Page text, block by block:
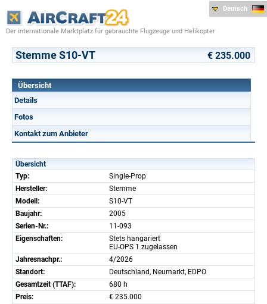
Der internationale Marktplatz für gebrauchte Flugzeuge und Helikopter
Deutsch
Stemme S10-VT € 235.000
Übersicht
Details
Fotos
Kontakt zum Anbieter
Übersicht
Typ:
Single-Prop
Hersteller:
Stemme
Modell:
S10-VT
Baujahr:
2005
Serien-Nr.:
11-093
Eigenschaften:
Stets hangariert
EU-OPS 1 zugelassen
Jahresnachpr.:
4/2026
Standort:
Deutschland, Neumarkt, EDPO
Gesamtzeit (TTAF):
680 h
Preis:
€ 235.000